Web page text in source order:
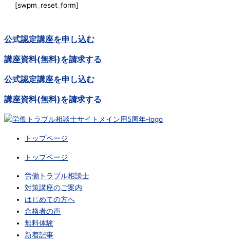
[swpm_reset_form]
公式認定講座を申し込む
講座資料(無料)を請求する
公式認定講座を申し込む
講座資料(無料)を請求する
トップページ
トップページ
労働トラブル相談士
対策講座のご案内
はじめての方へ
合格者の声
無料体験
新着記事